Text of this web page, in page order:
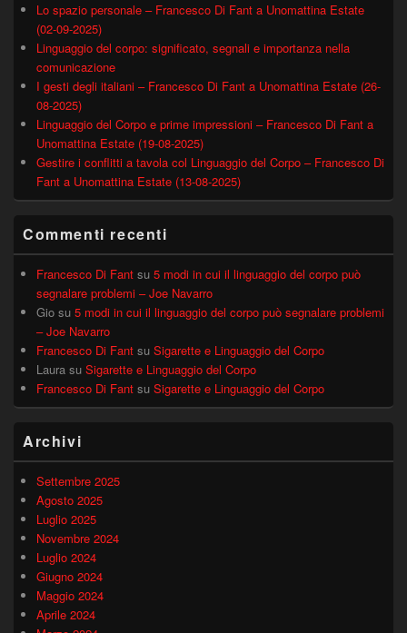
Lo spazio personale – Francesco Di Fant a Unomattina Estate
(02-09-2025)
Linguaggio del corpo: significato, segnali e importanza nella
comunicazione
I gesti degli italiani – Francesco Di Fant a Unomattina Estate (26-
08-2025)
Linguaggio del Corpo e prime impressioni – Francesco Di Fant a
Unomattina Estate (19-08-2025)
Gestire i conflitti a tavola col Linguaggio del Corpo – Francesco Di
Fant a Unomattina Estate (13-08-2025)
Commenti recenti
Francesco Di Fant su 5 modi in cui il linguaggio del corpo può
segnalare problemi – Joe Navarro
Gio su 5 modi in cui il linguaggio del corpo può segnalare problemi
– Joe Navarro
Francesco Di Fant su Sigarette e Linguaggio del Corpo
Laura su Sigarette e Linguaggio del Corpo
Francesco Di Fant su Sigarette e Linguaggio del Corpo
Archivi
Settembre 2025
Agosto 2025
Luglio 2025
Novembre 2024
Luglio 2024
Giugno 2024
Maggio 2024
Aprile 2024